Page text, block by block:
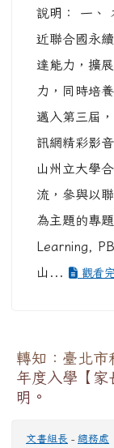
說明： 一、
近聯合國永
達能力，擴
力，同時培
邁入第三屆
訊網精彩影
山州立大學
流，參與以
為主題的專
Learning,
山...
觀看
轉知：臺北
年度入學【家
明。
文書組長 - 總務處